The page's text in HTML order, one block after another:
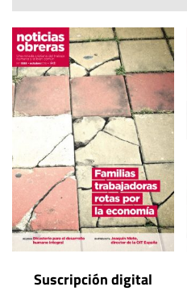
Suscripción digital